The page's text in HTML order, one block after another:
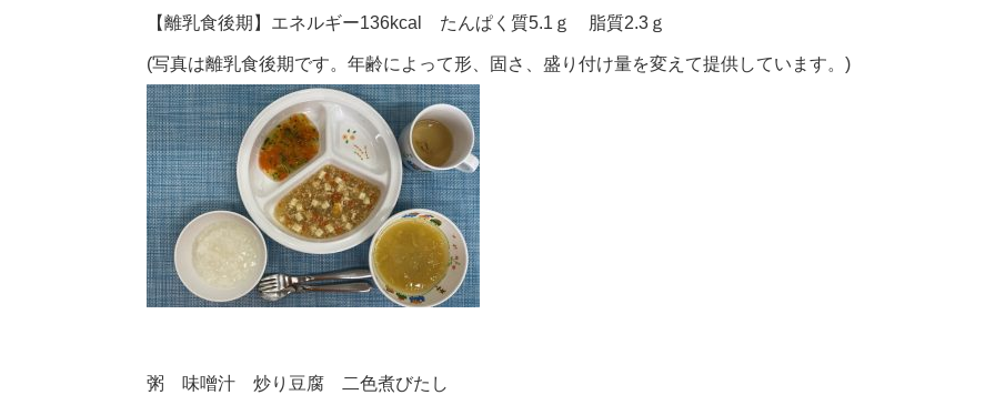
【離乳食後期】エネルギー136kcal たんぱく質5.1ｇ 脂質2.3ｇ
(写真は離乳食後期です。年齢によって形、固さ、盛り付け量を変えて提供しています。)
粥 味噌汁 炒り豆腐 二色煮びたし